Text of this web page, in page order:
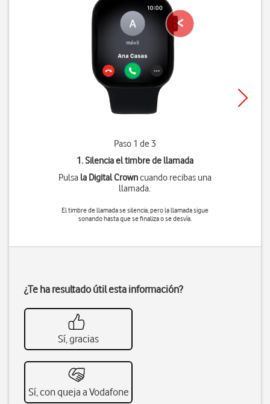
Paso 1 de 3
1. Silencia el timbre de llamada
Pulsa la Digital Crowncuando recibas una
llamada.
El timbre de llamada se silencia, pero la llamada sigue
sonando hasta que se finaliza o se desvía.
¿Te ha resultado útil esta información?
Sí, gracias
Sí, con queja a Vodafone